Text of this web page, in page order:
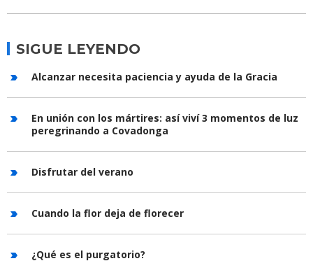
SIGUE LEYENDO
Alcanzar necesita paciencia y ayuda de la Gracia
En unión con los mártires: así viví 3 momentos de luz
peregrinando a Covadonga
Disfrutar del verano
Cuando la flor deja de florecer
¿Qué es el purgatorio?